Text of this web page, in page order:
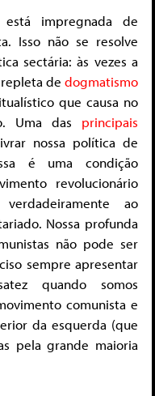
está impregnada de
Isso não se resolve
sectária: às vezes a
de dogmatismo
que causa no
Uma das principais
nossa política de
é uma condição
revolucionário
ao
Nossa profunda
não pode ser
sempre apresentar
quando somos
comunista e
da esquerda (que
pela grande maioria